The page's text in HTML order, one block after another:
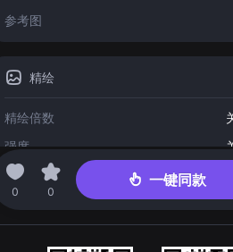
参考图
精绘
精绘倍数
强度
08-08 23:57
0 0
一键同款